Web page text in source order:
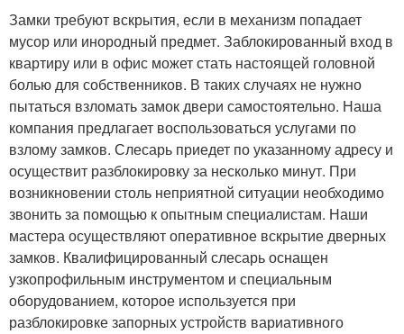
Замки требуют вскрытия, если в механизм попадает
мусор или инородный предмет. Заблокированный вход в
квартиру или в офис может стать настоящей головной
болью для собственников. В таких случаях не нужно
пытаться взломать замок двери самостоятельно. Наша
компания предлагает воспользоваться услугами по
взлому замков. Слесарь приедет по указанному адресу и
осуществит разблокировку за несколько минут. При
возникновении столь неприятной ситуации необходимо
звонить за помощью к опытным специалистам. Наши
мастера осуществляют оперативное вскрытие дверных
замков. Квалифицированный слесарь оснащен
узкопрофильным инструментом и специальным
оборудованием, которое используется при
разблокировке запорных устройств вариативного